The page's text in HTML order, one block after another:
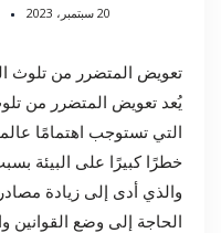
20 سبتمبر، 2023
تعويض المتضرر من تلوث
يُعد تعويض المتضرر من
التي تستوجب اهتمامًا
خطرًا كبيرًا على البيئة
والذي أدى إلى زيادة
الحاجة إلى وضع القوانين